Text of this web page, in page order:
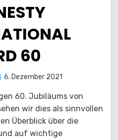
60
6. Dezember 2021
60. Jubiläums von
wir dies als sinnvollen
Überblick über die
auf wichtige